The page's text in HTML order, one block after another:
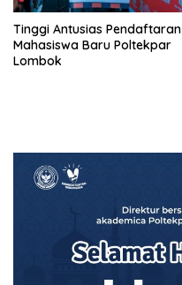
Tinggi Antusias Pendaftaran
Mahasiswa Baru Poltekpar
Lombok